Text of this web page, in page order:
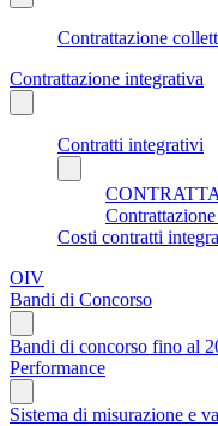
Contrattazione
Contrattazione integrativa
Contratti integrativi
Costi contratti
OIV
Bandi di Concorso
Bandi di concorso fino al
Performance
Sistema di misurazione e